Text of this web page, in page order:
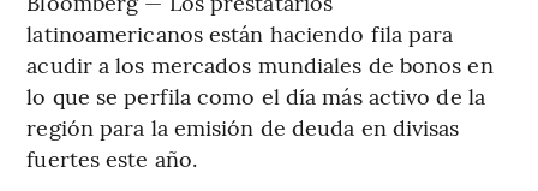
latinoamericanos están haciendo fila para
acudir a los mercados mundiales de bonos en
lo que se perfila como el día más activo de la
región para la emisión de deuda en divisas
fuertes este año.